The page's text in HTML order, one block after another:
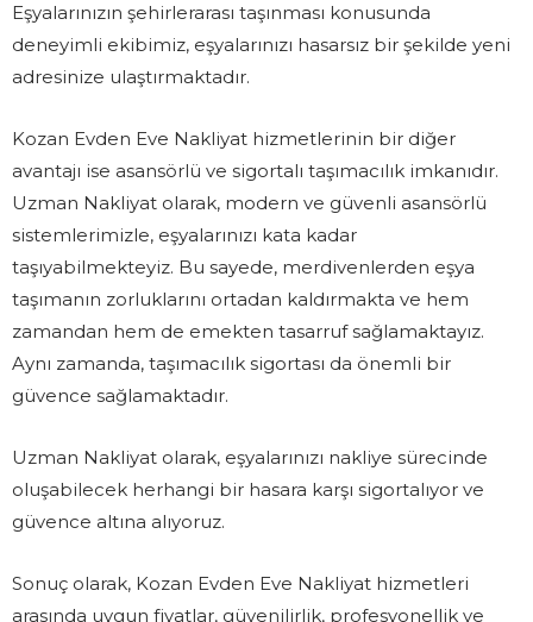
Eşyalarınızın şehirlerarası taşınması konusunda
deneyimli ekibimiz, eşyalarınızı hasarsız bir şekilde yeni
adresinize ulaştırmaktadır.
Kozan Evden Eve Nakliyat hizmetlerinin bir diğer
avantajı ise asansörlü ve sigortalı taşımacılık imkanıdır.
Uzman Nakliyat olarak, modern ve güvenli asansörlü
sistemlerimizle, eşyalarınızı kata kadar
taşıyabilmekteyiz. Bu sayede, merdivenlerden eşya
taşımanın zorluklarını ortadan kaldırmakta ve hem
zamandan hem de emekten tasarruf sağlamaktayız.
Aynı zamanda, taşımacılık sigortası da önemli bir
güvence sağlamaktadır.
Uzman Nakliyat olarak, eşyalarınızı nakliye sürecinde
oluşabilecek herhangi bir hasara karşı sigortalıyor ve
güvence altına alıyoruz.
Sonuç olarak, Kozan Evden Eve Nakliyat hizmetleri
arasında uygun fiyatlar, güvenilirlik, profesyonellik ve